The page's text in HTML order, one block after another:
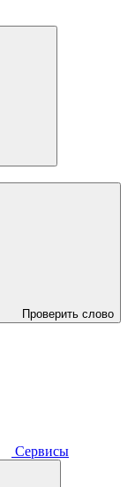
Проверить слово
Сервисы